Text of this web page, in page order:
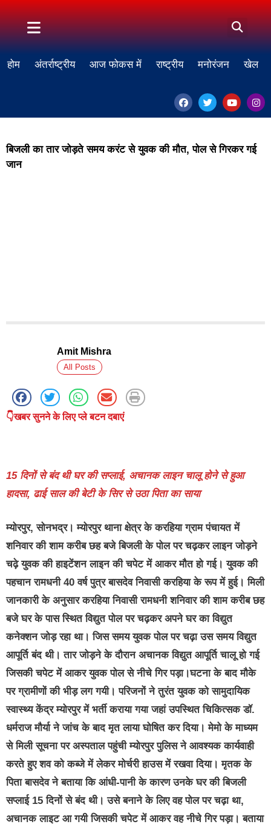
होम अंतर्राष्ट्रीय आज फोकस में राष्ट्रीय मनोरंजन खेल
बिजली का तार जोड़ते समय करंट से युवक की मौत, पोल से गिरकर गई
जान
Amit Mishra
All Posts
👇खबर सुनने के लिए प्ले बटन दबाएं
15 दिनों से बंद थी घर की सप्लाई, अचानक लाइन चालू होने से हुआ
हादसा, ढाई साल की बेटी के सिर से उठा पिता का साया
म्योरपुर, सोनभद्र। म्योरपुर थाना क्षेत्र के करहिया ग्राम पंचायत में
शनिवार की शाम करीब छह बजे बिजली के पोल पर चढ़कर लाइन जोड़ने
चढ़े युवक की हाइटेंशन लाइन की चपेट में आकर मौत हो गई। युवक की
पहचान रामधनी 40 वर्ष पुत्र बासदेव निवासी करहिया के रूप में हुई। मिली
जानकारी के अनुसार करहिया निवासी रामधनी शनिवार की शाम करीब छह
बजे घर के पास स्थित विद्युत पोल पर चढ़कर अपने घर का विद्युत
कनेक्शन जोड़ रहा था। जिस समय युवक पोल पर चढ़ा उस समय विद्युत
आपूर्ति बंद थी। तार जोड़ने के दौरान अचानक विद्युत आपूर्ति चालू हो गई
जिसकी चपेट में आकर युवक पोल से नीचे गिर पड़ा।घटना के बाद मौके
पर ग्रामीणों की भीड़ लग गयी। परिजनों ने तुरंत युवक को सामुदायिक
स्वास्थ्य केंद्र म्योरपुर में भर्ती कराया गया जहां उपस्थित चिकित्सक डॉ.
धर्मराज मौर्या ने जांच के बाद मृत लाया घोषित कर दिया। मेमो के माध्यम
से मिली सूचना पर अस्पताल पहुंची म्योरपुर पुलिस ने आवश्यक कार्यवाही
करते हुए शव को कब्जे में लेकर मोर्चरी हाउस में रखवा दिया। मृतक के
पिता बासदेव ने बताया कि आंधी-पानी के कारण उनके घर की बिजली
सप्लाई 15 दिनों से बंद थी। उसे बनाने के लिए वह पोल पर चढ़ा था,
अचानक लाइट आ गयी जिसकी चपेट में आकर वह नीचे गिर पड़ा। बताया